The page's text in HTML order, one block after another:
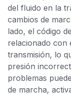
del fluido en la
cambios de
lado, el código
relacionado con
transmisión, lo
presión
problemas
de marcha,